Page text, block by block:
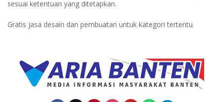
sesuai ketentuan yang ditetapkan.
Gratis jasa desain dan pembuatan untuk kategori tertentu.